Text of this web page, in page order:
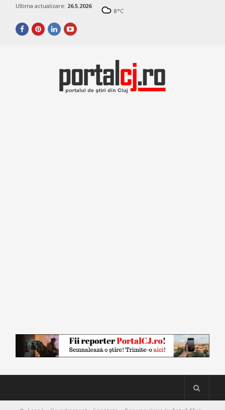
Ultima actualizare: 26.5.2026
8°C